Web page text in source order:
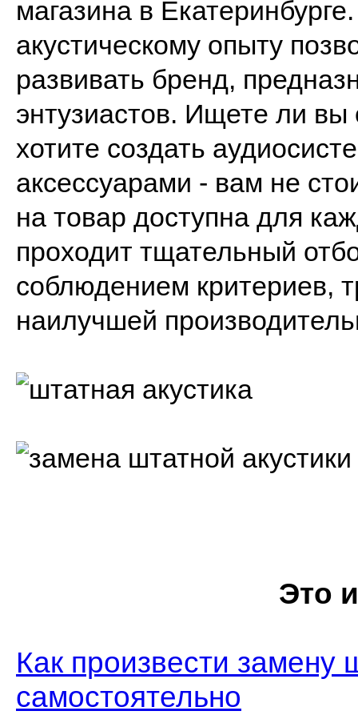
магазина в
акустическому опыту
развивать бренд,
энтузиастов. Ищете ли вы
хотите создать
аксессуарами - вам не
на товар доступна для
проходит тщательный
соблюдением критериев,
наилучшей
Это
Как произвести замену
самостоятельно